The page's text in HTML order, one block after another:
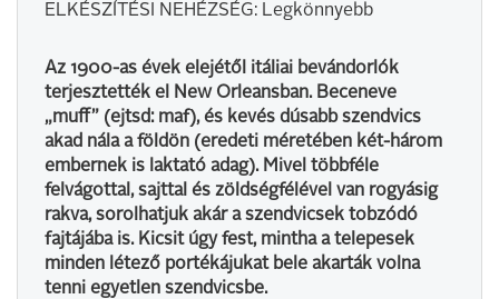
ELKÉSZÍTÉSI NEHÉZSÉG: Legkönnyebb
Az 1900-as évek elejétől itáliai bevándorlók
terjesztették el New Orleansban. Beceneve
„muff” (ejtsd: maf), és kevés dúsabb szendvics
akad nála a földön (eredeti méretében két-három
embernek is laktató adag). Mivel többféle
felvágottal, sajttal és zöldségfélével van rogyásig
rakva, sorolhatjuk akár a szendvicsek tobzódó
fajtájába is. Kicsit úgy fest, mintha a telepesek
minden létező portékájukat bele akarták volna
tenni egyetlen szendvicsbe.